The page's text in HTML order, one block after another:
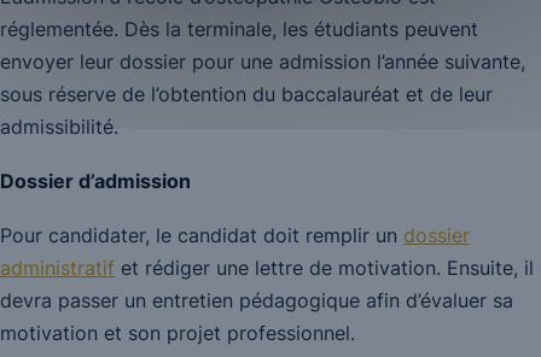
réglementée. Dès la terminale, les étudiants peuvent
envoyer leur dossier pour une admission l’année suivante,
sous réserve de l’obtention du baccalauréat et de leur
admissibilité.
Dossier d’admission
Pour candidater, le candidat doit remplir un dossier
administratif et rédiger une lettre de motivation. Ensuite, il
devra passer un entretien pédagogique afin d’évaluer sa
motivation et son projet professionnel.